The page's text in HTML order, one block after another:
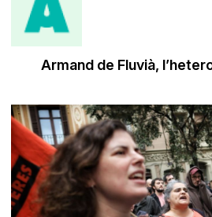
Armand de Fluvià,